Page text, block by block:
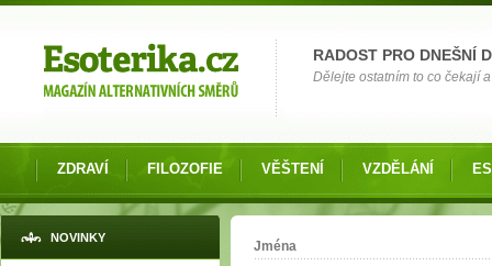
RADOST PRO DNEŠNÍ
Dělejte ostatním to co čekají
ZDRAVÍ FILOZOFIE VĚŠTENÍ VZDĚLÁNÍ
NOVINKY Jste zde
Jména